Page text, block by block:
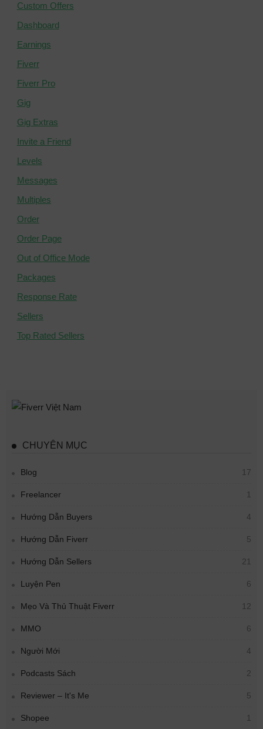
Custom Offers
Dashboard
Earnings
Fiverr
Fiverr Pro
Gig
Gig Extras
Invite a Friend
Levels
Messages
Multiples
Order
Order Page
Out of Office Mode
Packages
Response Rate
Sellers
Top Rated Sellers
CHUYÊN MỤC
Blog 17
Freelancer 1
Hướng Dẫn Buyers 4
Hướng Dẫn Fiverr 5
Hướng Dẫn Sellers 21
Luyện Pen 6
Mẹo Và Thủ Thuật Fiverr 12
MMO 6
Người Mới 4
Podcasts Sách 2
Reviewer – It's Me 5
Shopee 1